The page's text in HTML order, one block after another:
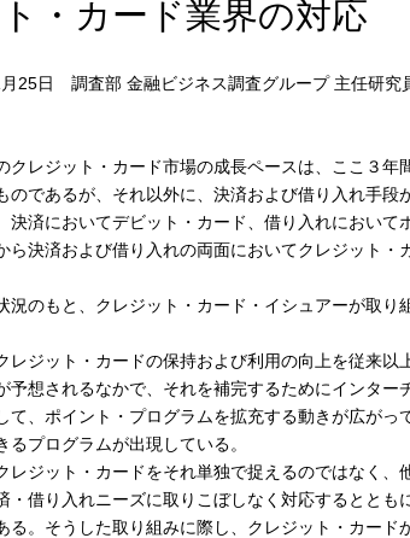
・カード業界の対応
25日 調査部 金融ビジネス調査グループ 主任研究
クレジット・カード市場の成長ペースは、ここ３
のであるが、それ以外に、決済および借り入れ手
決済においてデビット・カード、借り入れにおいて
ら決済および借り入れの両面においてクレジット・
況のもと、クレジット・カード・イシュアーが取
レジット・カードの保持および利用の向上を従来
予想されるなかで、それを補完するためにインタ
て、ポイント・プログラムを拡充する動きが広が
るプログラムが出現している。
レジット・カードをそれ単独で捉えるのではなく
・借り入れニーズに取りこぼしなく対応するとと
る。そうした取り組みに際し、クレジット・カー